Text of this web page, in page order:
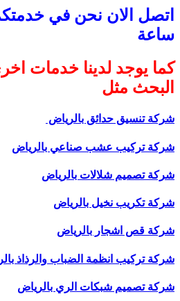
ساعة
كما يوجد لدينا خدمات
البحث مثل
شركة تنسيق حدائق بالرياض
شركة تركيب عشب صناعي بالرياض
شركة تصميم شلالات بالرياض
شركة تكريب نخيل بالرياض
شركة قص اشجار بالرياض
شركة تركيب انظمة الضباب والرذاذ
شركة تصميم شبكات الري بالرياض